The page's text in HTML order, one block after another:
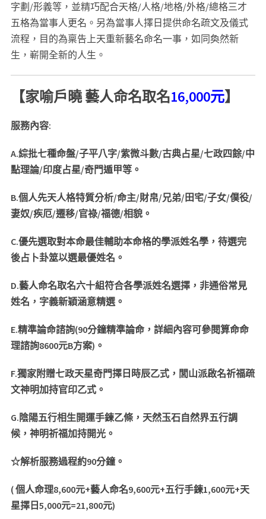
字劃/形義等，並精巧配合天格/人格/地格/外格/總格三才
五格為當事人更名。另為當事人擇日提供命名疏文及儀式
流程，目的為稟告上天重新藝名命名一事，如同奐然新
生，嶄開全新的人生。
【家喻戶曉 藝人命名取名16,000元】
服務內容:
A.綜批七種命盤/子平八字/紫微斗數/古典占星/七政四餘/中
點理論/印度占星/奇門遁甲等。
B.個人先天人格特質分析/命主/財帛/兄弟/田宅/子女/僕役/
妻奴/疾厄/遷移/官祿/福德/相貌。
C.優先選取對本命最佳輔助本命格的學派姓名學，待選完
後占卜卦筮以選最優姓名。
D.藝人命名取名六十組符合各學派姓名選擇，非通俗常見
姓名，字義新穎涵意精選。
E.精準論命諮詢(90分鐘精準論命，詳細內容可參閱算命命
理諮詢8600元B方案)。
F.獨家附贈七政天星奇門擇日時辰乙式，閭山派啟名祈福疏
文神明加持官印乙式。
G. 陰陽五行相生開運手鍊乙條，天然玉石自然界五行調
候，神明祈福加持開光。
☆解析服務過程約90分鐘。
(個人命理8,600元+藝人命名9,600元+五行手鍊1,600元+天
星擇日5,000元=21,800元)